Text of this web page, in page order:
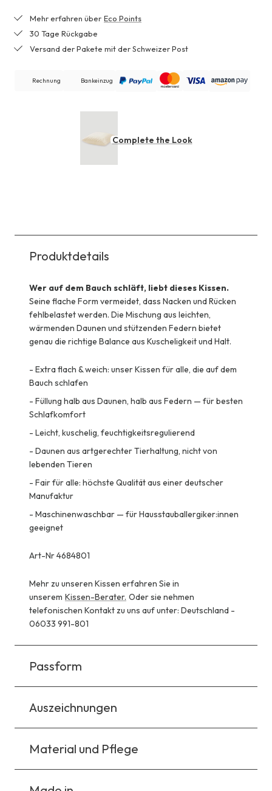
Mehr erfahren über Eco Points
30 Tage Rückgabe
Versand der Pakete mit der Schweizer Post
Rechnung Bankeinzug
Complete the Look
Produktdetails
Wer auf dem Bauch schläft, liebt dieses Kissen.
Seine flache Form vermeidet, dass Nacken und Rücken
fehlbelastet werden. Die Mischung aus leichten,
wärmenden Daunen und stützenden Federn bietet
genau die richtige Balance aus Kuscheligkeit und Halt.
- Extra flach & weich: unser Kissen für alle, die auf dem
Bauch schlafen
- Füllung halb aus Daunen, halb aus Federn — für besten
Schlafkomfort
- Leicht, kuschelig, feuchtigkeitsregulierend
- Daunen aus artgerechter Tierhaltung, nicht von
lebenden Tieren
- Fair für alle: höchste Qualität aus einer deutscher
Manufaktur
- Maschinenwaschbar — für Hausstauballergiker:innen
geeignet
Art-Nr 4684801
Mehr zu unseren Kissen erfahren Sie in
unserem Kissen-Berater. Oder sie nehmen
telefonischen Kontakt zu uns auf unter: Deutschland -
06033 991-801
Passform
Auszeichnungen
Material und Pflege